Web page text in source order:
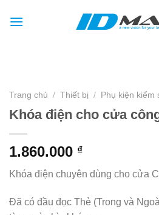
Trang chủ / Thiết bị / Phụ kiện kiểm
Khóa điện cho cửa
1.860.000 ₫
Khóa điện chuyên dùng cho cửa
Đã có đầu đọc Thẻ (Trong và